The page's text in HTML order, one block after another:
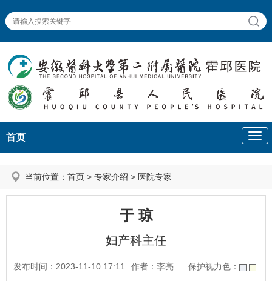
首页
当前位置： 首页 > 专家介绍 > 医院专家
于 琼
妇产科主任
发布时间：2023-11-10 17:11 作者：李亮 保护视力色：